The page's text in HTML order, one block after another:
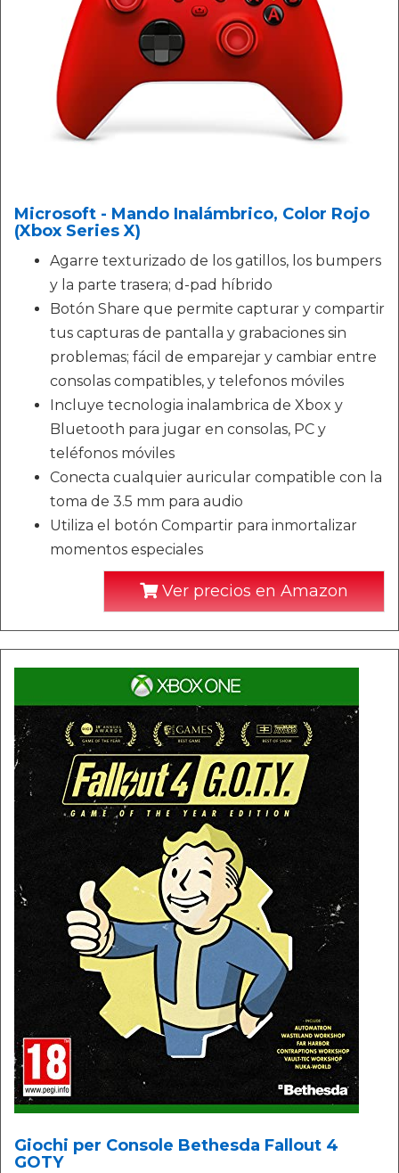
Microsoft - Mando Inalámbrico, Color Rojo
(Xbox Series X)
Agarre texturizado de los gatillos, los bumpers
y la parte trasera; d-pad híbrido
Botón Share que permite capturar y compartir
tus capturas de pantalla y grabaciones sin
problemas; fácil de emparejar y cambiar entre
consolas compatibles, y telefonos móviles
Incluye tecnologia inalambrica de Xbox y
Bluetooth para jugar en consolas, PC y
teléfonos móviles
Conecta cualquier auricular compatible con la
toma de 3.5 mm para audio
Utiliza el botón Compartir para inmortalizar
momentos especiales
Ver precios en Amazon
Giochi per Console Bethesda Fallout 4
GOTY